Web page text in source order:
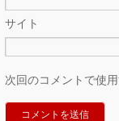
サイト
次回のコメントで使